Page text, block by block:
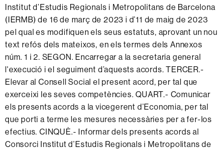
Institut d’Estudis Regionals i Metropolitans de Barcelona
(IERMB) de 16 de març de 2023 i d’11 de maig de 2023
pel qual es modifiquen els seus estatuts, aprovant un nou
text refós dels mateixos, en els termes dels Annexos
núm. 1 i 2. SEGON. Encarregar a la secretaria general
l'execució i el seguiment d’aquests acords. TERCER.-
Elevar al Consell Social el present acord, per tal que
exerceixi les seves competències. QUART.- Comunicar
els presents acords a la vicegerent d’Economia, per tal
que porti a terme les mesures necessàries per a fer-los
efectius. CINQUÈ.- Informar dels presents acords al
Consorci Institut d’Estudis Regionals i Metropolitans de